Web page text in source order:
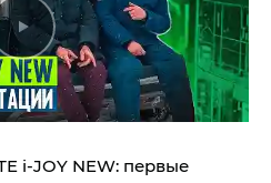
i‑JOY NEW: первые